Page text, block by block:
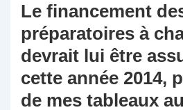
Le financement
préparatoires à
devrait lui être
cette année 2014,
de mes tableaux